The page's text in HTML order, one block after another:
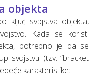
objekta
ključ svojstva objekta,
Kada se koristi
potrebno je da se
svojstvu (tzv. “bracket
karakteristike: